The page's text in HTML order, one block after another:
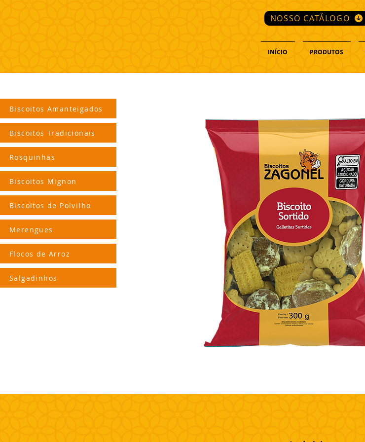
NOSSO CATÁLOGO
INÍCIO PRODUTOS
Biscoitos Amanteigados
Biscoitos Tradicionais
Rosquinhas
Biscoitos Mignon
Biscoitos de Polvilho
Merengues
Flocos de Arroz
Salgadinhos